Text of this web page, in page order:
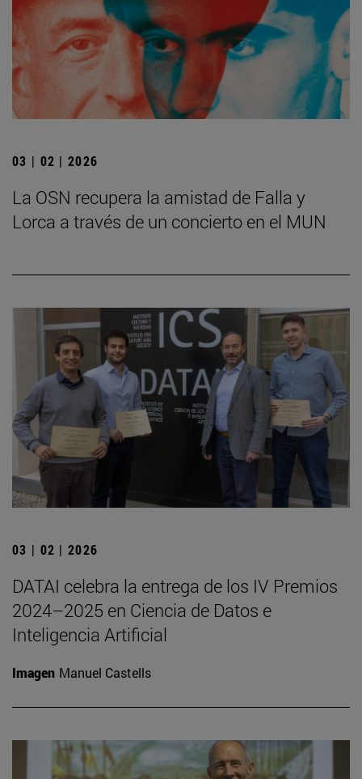
03 | 02 | 2026
La OSN recupera la amistad de Falla y
Lorca a través de un concierto en el MUN
03 | 02 | 2026
DATAI celebra la entrega de los IV Premios
2024–2025 en Ciencia de Datos e
Inteligencia Artificial
Imagen Manuel Castells